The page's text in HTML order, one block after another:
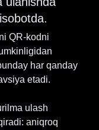
QR-kodni
har qanday
etadi.
ulash
aniqroq